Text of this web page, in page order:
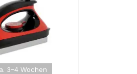
3–4 Wochen